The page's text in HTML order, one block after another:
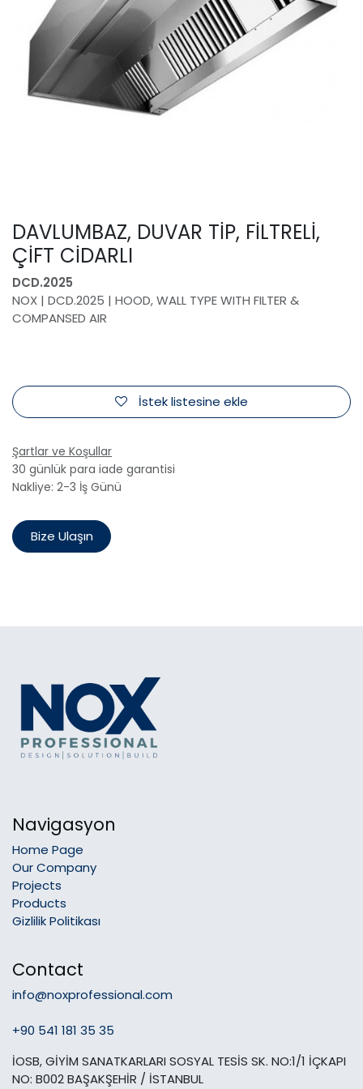
DAVLUMBAZ, DUVAR TİP, FİLTRELİ,
ÇİFT CİDARLI
DCD.2025
NOX | DCD.2025 | HOOD, WALL TYPE WITH FILTER &
COMPANSED AIR
İstek listesine ekle
Şartlar ve Koşullar
30 günlük para iade garantisi
Nakliye: 2-3 İş Günü
Bize Ulaşın
Navigasyon
Home Page
Our Company
Projects
Products
Gizlilik Politikası
Contact
info@noxprofessional.com
+90 541 181 35 35
İOSB, GİYİM SANATKARLARI SOSYAL TESİS SK. NO:1/1 İÇKAPI
NO: B002 BAŞAKŞEHİR / İSTANBUL